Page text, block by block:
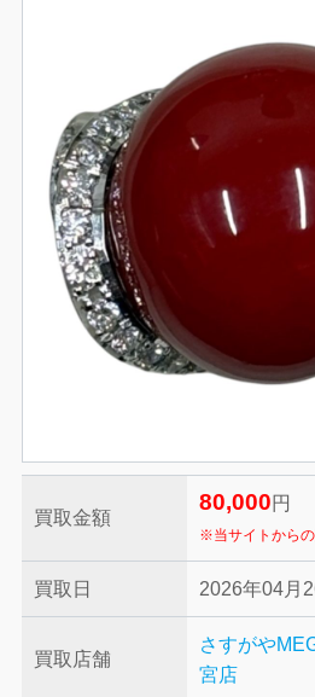
買取金額
80,000 円
※当サイトからの
買取日 2026年04月
買取店舗
さすがや
宮店